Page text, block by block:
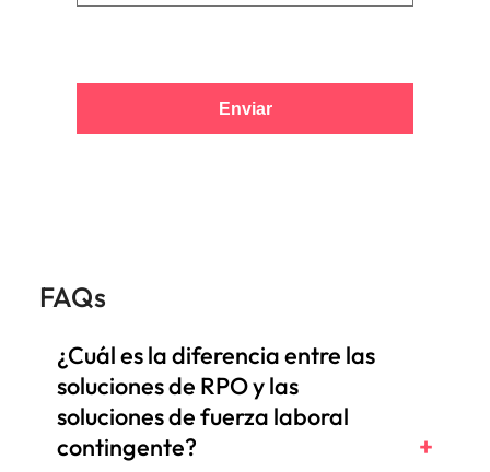
Enviar
FAQs
¿Cuál es la diferencia entre las
soluciones de RPO y las
soluciones de fuerza laboral
contingente?